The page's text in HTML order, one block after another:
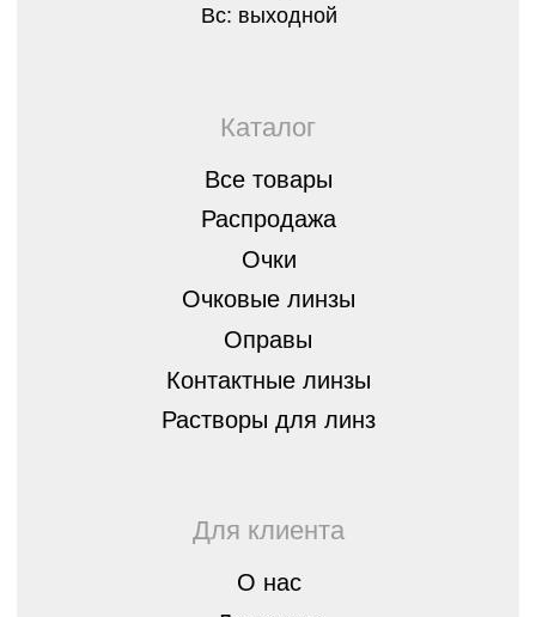
Оставьте заявку, мы перезвоним вам
Оставить